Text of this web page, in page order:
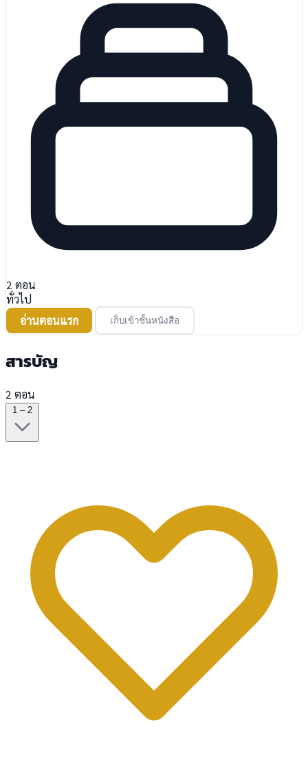
2 ตอน
ทั่วไป
อ่านตอนแรก
เก็บเข้าชั้นหนังสือ
สารบัญ
2 ตอน
1 – 2